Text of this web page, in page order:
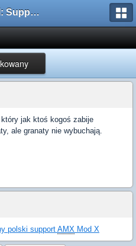
AMXX.pl: Support AMX Mod X i SourceMod
jak ktoś kogoś zabije
ale granaty nie wybuchają.
polski support AMX Mod X